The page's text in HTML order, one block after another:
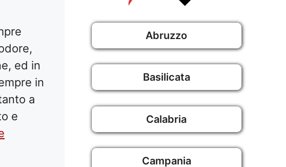
ed in
in
a
e
Abruzzo
Basilicata
Calabria
Campania